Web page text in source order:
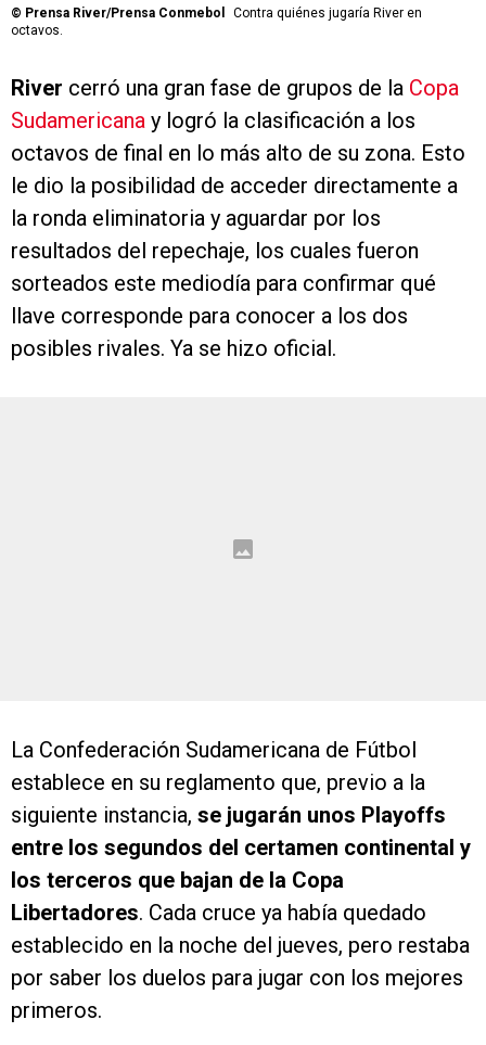
© Prensa River/Prensa Conmebol
Contra quiénes jugaría River en
octavos.
River cerró una gran fase de grupos de la Copa
Sudamericana y logró la clasificación a los
octavos de final en lo más alto de su zona. Esto
le dio la posibilidad de acceder directamente a
la ronda eliminatoria y aguardar por los
resultados del repechaje, los cuales fueron
sorteados este mediodía para confirmar qué
llave corresponde para conocer a los dos
posibles rivales. Ya se hizo oficial.
La Confederación Sudamericana de Fútbol
establece en su reglamento que, previo a la
siguiente instancia, se jugarán unos Playoffs
entre los segundos del certamen continental y
los terceros que bajan de la Copa
Libertadores. Cada cruce ya había quedado
establecido en la noche del jueves, pero restaba
por saber los duelos para jugar con los mejores
primeros.